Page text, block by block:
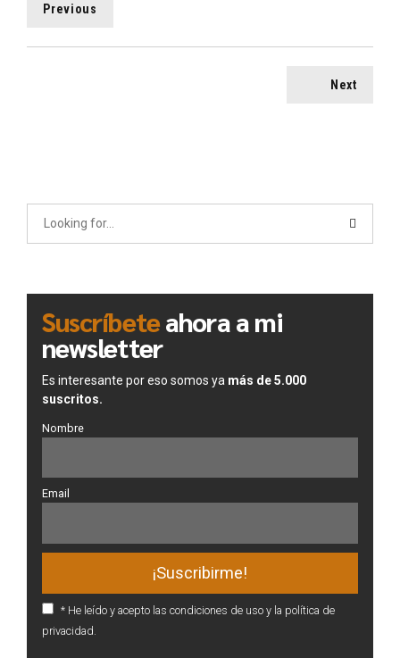
Previous
Next
Suscríbeteahora a mi
newsletter
Es interesante por eso somos ya más de 5.000
suscritos.
Nombre
Email
* He leído y acepto las condiciones de uso y la política de
privacidad.